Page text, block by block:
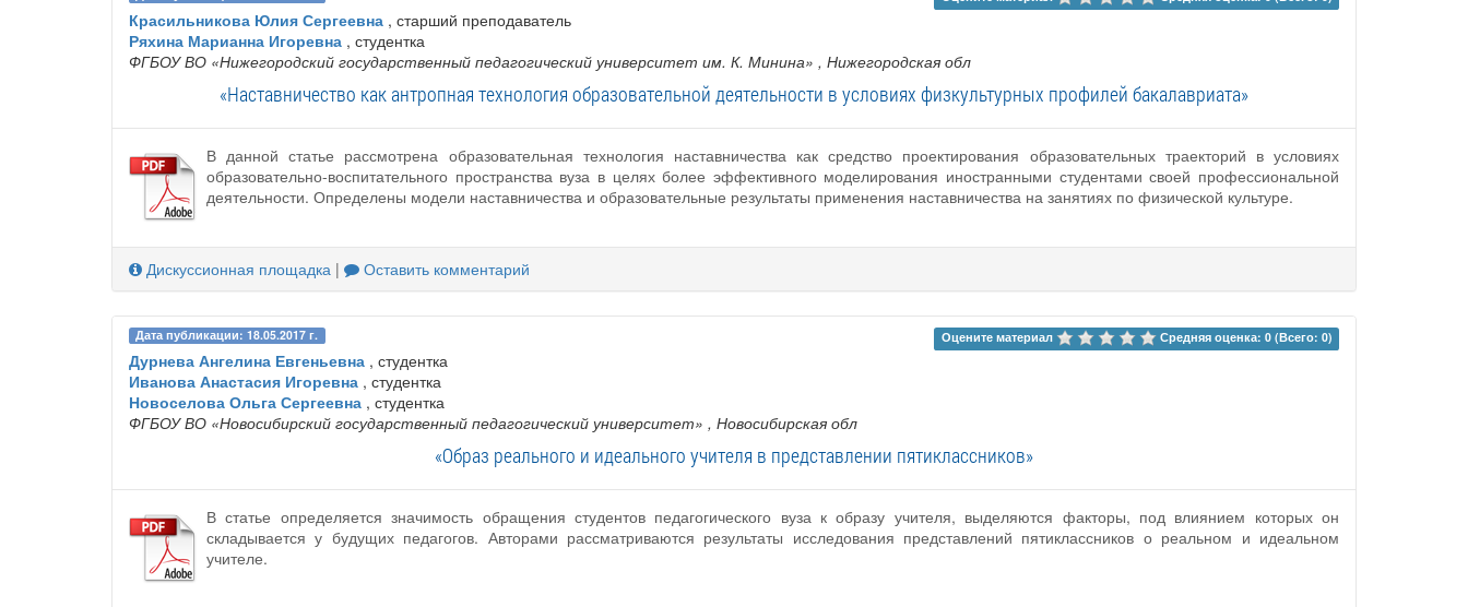
Красильникова Юлия Сергеевна , старший преподаватель
Ряхина Марианна Игоревна , студентка
ФГБОУ ВО «Нижегородский государственный педагогический университет им. К. Минина» , Нижегородская обл
«Наставничество как антропная технология образовательной деятельности в условиях физкультурных профилей бакалавриата»
В данной статье рассмотрена образовательная технология наставничества как средство проектирования образовательных траекторий в условиях
образовательно-воспитательного пространства вуза в целях более эффективного моделирования иностранными студентами своей профессиональной
деятельности. Определены модели наставничества и образовательные результаты применения наставничества на занятиях по физической культуре.
Дискуссионная площадка | Оставить комментарий
Дата публикации: 18.05.2017 г. Оцените материал Средняя оценка: 0 (Всего: 0)
Дурнева Ангелина Евгеньевна , студентка
Иванова Анастасия Игоревна , студентка
Новоселова Ольга Сергеевна , студентка
ФГБОУ ВО «Новосибирский государственный педагогический университет» , Новосибирская обл
«Образ реального и идеального учителя в представлении пятиклассников»
В статье определяется значимость обращения студентов педагогического вуза к образу учителя, выделяются факторы, под влиянием которых он
складывается у будущих педагогов. Авторами рассматриваются результаты исследования представлений пятиклассников о реальном и идеальном
учителе.